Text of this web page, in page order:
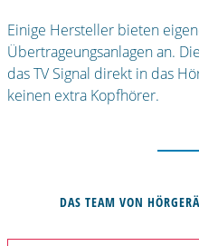
Einige Hersteller bieten
Übertrageungsanlagen an.
das TV Signal direkt in das
keinen extra Kopfhörer.
DAS TEAM VON